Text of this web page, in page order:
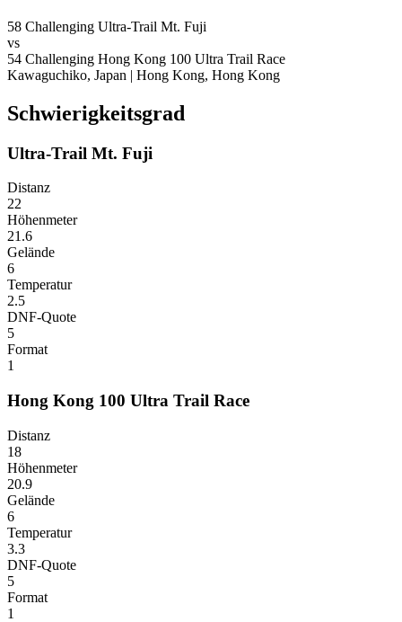
58 Challenging Ultra-Trail Mt. Fuji
vs
54 Challenging Hong Kong 100 Ultra Trail Race
Kawaguchiko, Japan | Hong Kong, Hong Kong
Schwierigkeitsgrad
Ultra-Trail Mt. Fuji
Distanz
22
Höhenmeter
21.6
Gelände
6
Temperatur
2.5
DNF-Quote
5
Format
1
Hong Kong 100 Ultra Trail Race
Distanz
18
Höhenmeter
20.9
Gelände
6
Temperatur
3.3
DNF-Quote
5
Format
1